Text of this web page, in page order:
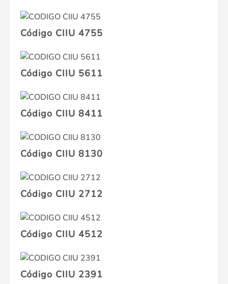
Código CIIU 4755
Código CIIU 5611
Código CIIU 8411
Código CIIU 8130
Código CIIU 2712
Código CIIU 4512
Código CIIU 2391